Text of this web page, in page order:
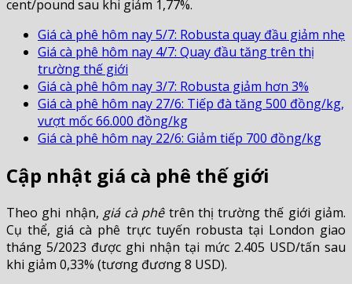
cent/pound sau khi giảm 1,77%.
Giá cà phê hôm nay 5/7: Robusta quay đầu giảm nhẹ
Giá cà phê hôm nay 4/7: Quay đầu tăng trên thị
trường thế giới
Giá cà phê hôm nay 3/7: Robusta giảm hơn 3%
Giá cà phê hôm nay 27/6: Tiếp đà tăng 500 đồng/kg,
vượt mốc 66.000 đồng/kg
Giá cà phê hôm nay 22/6: Giảm tiếp 700 đồng/kg
Cập nhật giá cà phê thế giới
Theo ghi nhận, giá cà phêtrên thị trường thế giới giảm.
Cụ thể, giá cà phê trực tuyến robusta tại London giao
tháng 5/2023 được ghi nhận tại mức 2.405 USD/tấn sau
khi giảm 0,33% (tương đương 8 USD).